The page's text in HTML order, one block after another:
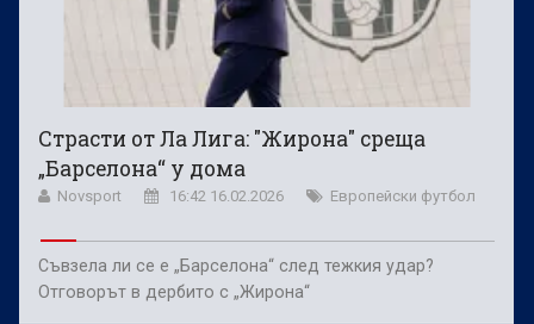
Страсти от Ла Лига: "Жирона" среща
„Барселона“ у дома
Novsport 16:42 16.02.2026 Европейски футбол
Съвзела ли се е „Барселона“ след тежкия удар?
Отговорът в дербито с „Жирона“